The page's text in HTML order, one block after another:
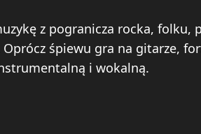
z pogranicza rocka,
śpiewu gra na gitarze,
i wokalną.